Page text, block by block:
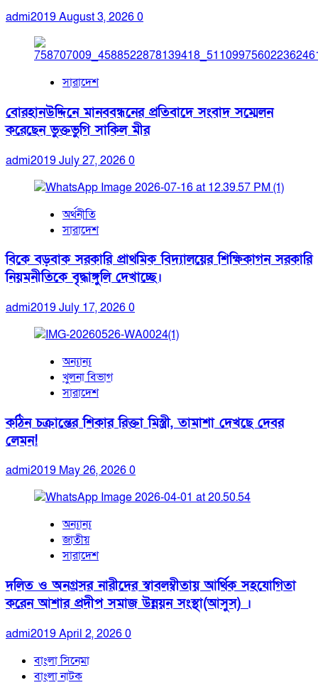
admi2019August 3, 20260
সারাদেশ
বোরহানউদ্দিনে মানববন্ধনের প্রতিবাদে সংবাদ সম্মেলন
করেছেন ভুক্তভুগি সাকিল মীর
admi2019July 27, 20260
অর্থনীতি
সারাদেশ
বিকে বড়বাক সরকারি প্রাথমিক বিদ্যালয়ের শিক্ষিকাগন সরকারি
নিয়মনীতিকে বৃদ্ধাঙ্গুলি দেখাচ্ছে।
admi2019July 17, 20260
অন্যান্য
খুলনা বিভাগ
সারাদেশ
কঠিন চক্রান্তের শিকার রিক্তা মিস্ত্রী, তামাশা দেখছে দেবর
লেমন!
admi2019 May 26, 20260
অন্যান্য
জাতীয়
সারাদেশ
দলিত ও অনগ্রসর নারীদের স্বাবলম্বীতায় আর্থিক সহযোগিতা
করেন আশার প্রদীপ সমাজ উন্নয়ন সংস্থা(আসুস) ।
admi2019April 2, 20260
বাংলা সিনেমা
বাংলা নাটক